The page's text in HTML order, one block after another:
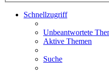
Schnellzugriff
Unbeantwortete
Aktive Themen
Suche